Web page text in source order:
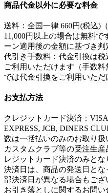
商品代金以外に必要な料金
送料：全国一律 660円(税込)
11,000円以上の場合は無料
ーン適用後の金額に基づき判
代引き手数料：代金引換は税
ご利用いただけます（手数
では代金引換をご利用いただ
お支払方法
クレジットカード決済：
EXPRESS, JCB, DINERS
数は一括払いのみのお取り扱
カスタムクラブ等の受注生
レジットカード決済のみとな
決済日は、商品の発送日と
部決済日が異なる場合もござ
お引き落としに関するお問